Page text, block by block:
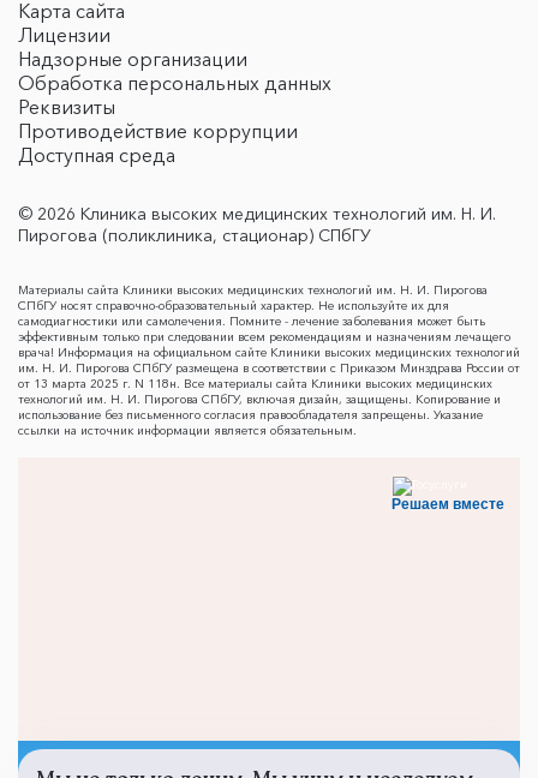
Карта сайта
Лицензии
Надзорные организации
Обработка персональных данных
Реквизиты
Противодействие коррупции
Доступная среда
© 2026 Клиника высоких медицинских технологий им. Н. И.
Пирогова (поликлиника, стационар) СПбГУ
Материалы сайта Клиники высоких медицинских технологий им. Н. И. Пирогова
СПбГУ носят справочно-образовательный характер. Не используйте их для
самодиагностики или самолечения. Помните - лечение заболевания может быть
эффективным только при следовании всем рекомендациям и назначениям лечащего
врача! Информация на официальном сайте Клиники высоких медицинских технологий
им. Н. И. Пирогова СПбГУ размещена в соответствии с Приказом Минздрава России от
от 13 марта 2025 г. N 118н. Все материалы сайта Клиники высоких медицинских
технологий им. Н. И. Пирогова СПбГУ, включая дизайн, защищены. Копирование и
использование без письменного согласия правообладателя запрещены. Указание
ссылки на источник информации является обязательным.
Решаем вместе